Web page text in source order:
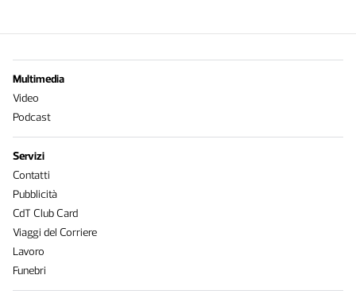
Multimedia
Video
Podcast
Servizi
Contatti
Pubblicità
CdT Club Card
Viaggi del Corriere
Lavoro
Funebri